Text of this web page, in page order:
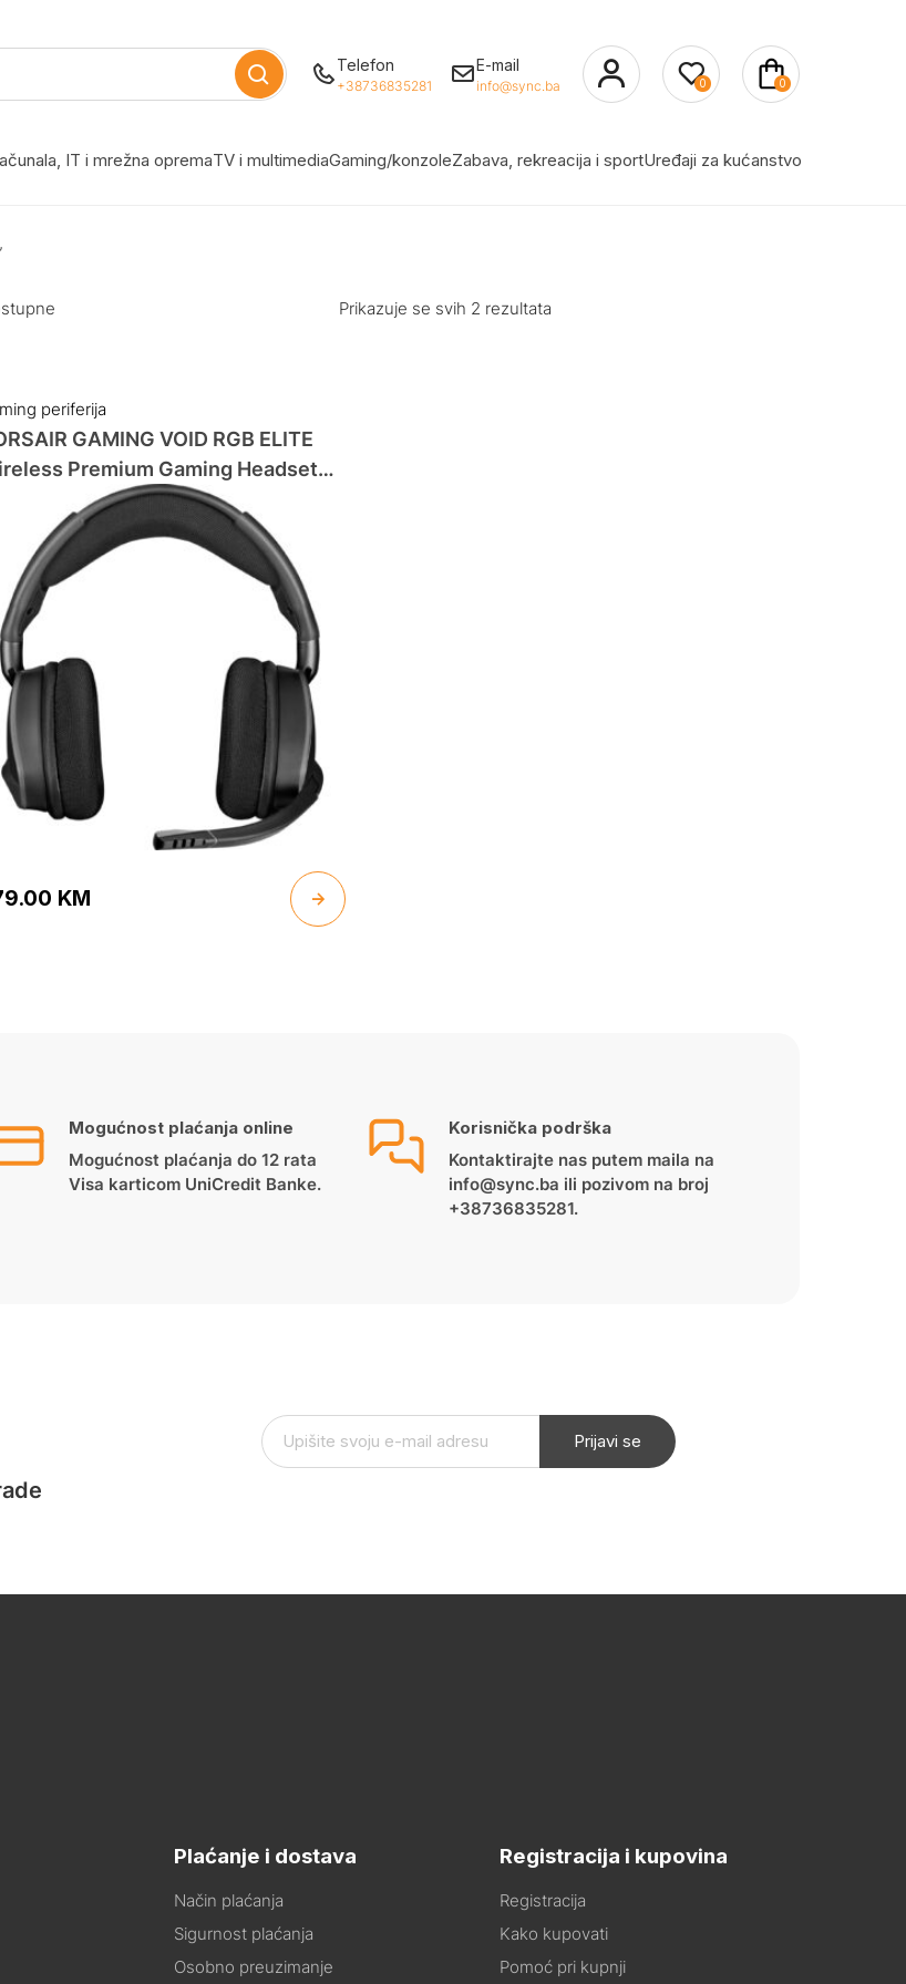
Telefon
+38736835281
E-mail
info@sync.ba 0 0
IT i mrežna opremaTV i multimediaGaming/konzoleZabava, rekreacija i sportUređaji za kućanstvo
Prikazuje se svih 2 rezultata
periferija
GAMING VOID RGB ELITE
Premium Gaming Headset
7.1 Surround Sound, Carbon
KM
Mogućnost plaćanja online
Mogućnost plaćanja do 12 rata
Visa karticom UniCredit Banke.
Korisnička podrška
Kontaktirajte nas putem maila na
info@sync.ba ili pozivom na broj
+38736835281.
Prijavi se
Plaćanje i dostava
Način plaćanja
Sigurnost plaćanja
Osobno preuzimanje
Registracija i kupovina
Registracija
Kako kupovati
Pomoć pri kupnji